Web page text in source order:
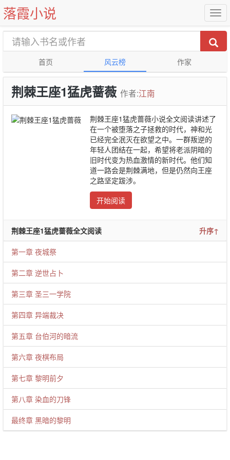
落霞小说
首页 风云榜 作家
荆棘王座1猛虎蔷薇 作者:江南
荆棘王座1猛虎蔷薇小说全文阅读讲述了
在一个被堕落之子拯救的时代，神和光
已经完全泯灭在欲望之中。一群叛逆的
年轻人团结在一起，希望将老派阴暗的
旧时代变为热血激情的新时代。他们知
道一路会是荆棘满地，但是仍然向王座
之路坚定跋涉。
开始阅读
荆棘王座1猛虎蔷薇全文阅读 升序↑
第一章 夜城祭
第二章 逆世占卜
第三章 圣三一学院
第四章 异端裁决
第五章 台伯河的暗流
第六章 夜棋布局
第七章 黎明前夕
第八章 染血的刀锋
最终章 黑暗的黎明